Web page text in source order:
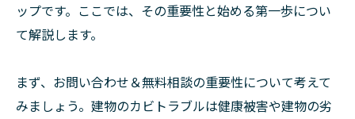
ップです。ここでは、その重要性と始める第一歩につい
て解説します。
まず、お問い合わせ＆無料相談の重要性について考えて
みましょう。建物のカビトラブルは健康被害や建物の劣